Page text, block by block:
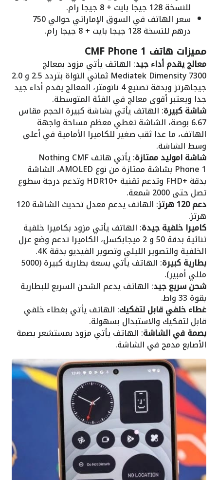
للنسخة 128 جيجا بايت + 8 جيجا رام.
سعر الهاتف في السوق الإماراتي حوالي 750
درهم للنسخة 128 جيجا بايت + 8 جيجا رام.
مميزات هاتف CMF Phone 1
معالج يقدم أداء جيد: الهاتف يأتي مزود بمعالج
Mediatek Dimensity 7300 ثماني النواة بتردد 2.5 و 2.0
جيجاهرتز وبدقة تصنيع 4 نانومتر، المعالج يقدم أداء جيد
جدا ويعتبر أقوى معالج في الفئة المتوسطة.
شاشة كبيرة: الهاتف يأتي بشاشة كبيرة الحجم مقاس
6.67 بوصة، الشاشة تغطي معظم مساحة واجهة
الهاتف، ما عدا ثقب صغير للكاميرا الأمامية في أعلى
وسط الشاشة.
شاشة اموليد ممتازة : يأتي هاتف Nothing CMF
Phone 1 بشاشة ممتازة من نوع AMOLED، الشاشة
بدقة +FHD وتدعم تقنية +HDR10 وتدعم درجة سطوع
تصل حتى 2000 شمعة.
دعم 120 هرتز : الهاتف يدعم معدل تحديث الشاشة 120
هرتز.
كاميرا خلفية جيدة: الهاتف يأتي مزود بكاميرا خلفية
ثنائية بدقة 50 و 2 ميجابكسل، الكاميرا تدعم وضع عزل
الخلفية والتصوير الليلي وتصوير الفيديو بدقة 4K.
بطارية كبيرة : الهاتف يأتي بسعة بطارية كبيرة (5000
مللي أمبير).
شحن سريع جيد: الهاتف يدعم الشحن السريع للبطارية
بقوة 33 واط.
غطاء خلفي قابل لتفكيك: الهاتف يأتي بغطاء خلفي
قابل لتفكيك والاستبدال بسهولة.
بصمة في الشاشة: الهاتف يأتي مزود بمستشعر بصمة
الأصابع مدمج في الشاشة.